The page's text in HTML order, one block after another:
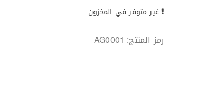
غير متوفر في المخزون
رمز المنتج: AG0001